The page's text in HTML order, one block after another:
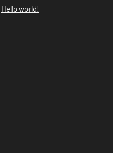
Hello world!